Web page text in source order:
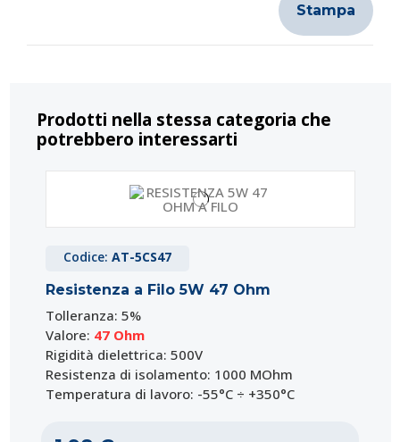
Stampa
Prodotti nella stessa categoria che
potrebbero interessarti
Codice: AT-5CS47
Resistenza a Filo 5W 47 Ohm
Tolleranza: 5%
Valore: 47 Ohm
Rigidità dielettrica: 500V
Resistenza di isolamento: 1000 MOhm
Temperatura di lavoro: -55°C ÷ +350°C